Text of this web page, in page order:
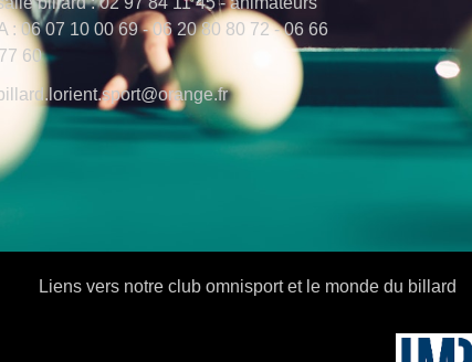
: 06 07 10 00 69 - 06 20 80 80 72 - 06 66
60
Liens vers notre club omnisport et le monde du billard